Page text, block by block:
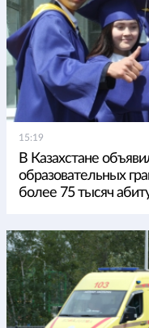
15:19
В Казахстане
образовательных
более 75 тысяч